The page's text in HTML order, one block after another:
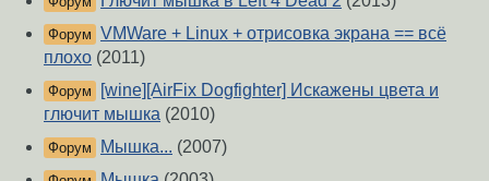
Форум VMWare + Linux + отрисовка экрана == всё
плохо (2011)
Форум
[wine][AirFix Dogfighter] Искажены цвета и
глючит мышка (2010)
Форум Мышка... (2007)